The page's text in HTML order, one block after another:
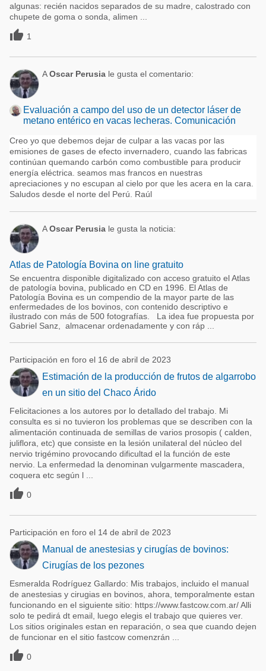
algunas: recién nacidos separados de su madre, calostrado con
chupete de goma o sonda, alimen ...
 1
AOscar Perusia le gusta el comentario:
Evaluación a campo del uso de un detector láser de
metano entérico en vacas lecheras. Comunicación
Creo yo que debemos dejar de culpar a las vacas por las
emisiones de gases de efecto invernadero, cuando las fabricas
continúan quemando carbón como combustible para producir
energía eléctrica. seamos mas francos en nuestras
apreciaciones y no escupan al cielo por que les acera en la cara.
Saludos desde el norte del Perú. Raúl
AOscar Perusia le gusta la noticia:
Atlas de Patología Bovina on line gratuito
Se encuentra disponible digitalizado con acceso gratuito el Atlas
de patología bovina, publicado en CD en 1996. El Atlas de
Patología Bovina es un compendio de la mayor parte de las
enfermedades de los bovinos, con contenido descriptivo e
ilustrado con más de 500 fotografías. La idea fue propuesta por
Gabriel Sanz, almacenar ordenadamente y con ráp ...
Participación en foro el 16 de abril de 2023
Estimación de la producción de frutos de algarrobo
en un sitio del Chaco Árido
Felicitaciones a los autores por lo detallado del trabajo. Mi
consulta es si no tuvieron los problemas que se describen con la
alimentación continuada de semillas de varios prosopis ( calden,
juliflora, etc) que consiste en la lesión unilateral del núcleo del
nervio trigémino provocando dificultad el la función de este
nervio. La enfermedad la denominan vulgarmente mascadera,
coquera etc según l ...
 0
Participación en foro el 14 de abril de 2023
Manual de anestesias y cirugías de bovinos:
Cirugías de los pezones
Esmeralda Rodríguez Gallardo: Mis trabajos, incluido el manual
de anestesias y cirugias en bovinos, ahora, temporalmente estan
funcionando en el siguiente sitio: https://www.fastcow.com.ar/ Alli
solo te pedirá dt email, luego elegis el trabajo que quieres ver.
Los sitios originales estan en reparación, o sea que cuando dejen
de funcionar en el sitio fastcow comenzrán ...
 0